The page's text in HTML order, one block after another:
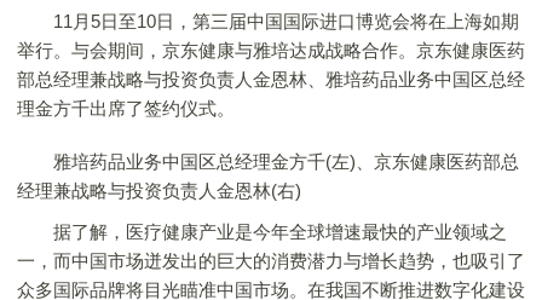
11月5日至10日，第三届中国国际进口博览会将在上海如期
举行。与会期间，京东健康与雅培达成战略合作。京东健康医药
部总经理兼战略与投资负责人金恩林、雅培药品业务中国区总经
理金方千出席了签约仪式。
雅培药品业务中国区总经理金方千(左)、京东健康医药部总
经理兼战略与投资负责人金恩林(右)
据了解，医疗健康产业是今年全球增速最快的产业领域之
一，而中国市场迸发出的巨大的消费潜力与增长趋势，也吸引了
众多国际品牌将目光瞄准中国市场。在我国不断推进数字化建设